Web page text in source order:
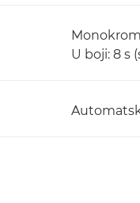
U boji: 8 s